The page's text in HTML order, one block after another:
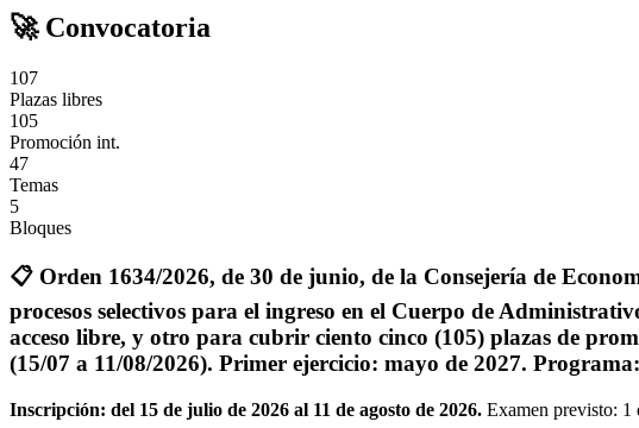
🚀 Convocatoria
107
Plazas libres
105
Promoción int.
47
Temas
5
Bloques
📋 Orden 1634/2026, de 30 de junio, de la Consejería de
procesos selectivos para el ingreso en el Cuerpo de
acceso libre, y otro para cubrir ciento cinco (105) plazas de
(15/07 a 11/08/2026). Primer ejercicio: mayo de 2027.
Inscripción: del 15 de julio de 2026 al 11 de agosto de 2026. Examen previsto: 1